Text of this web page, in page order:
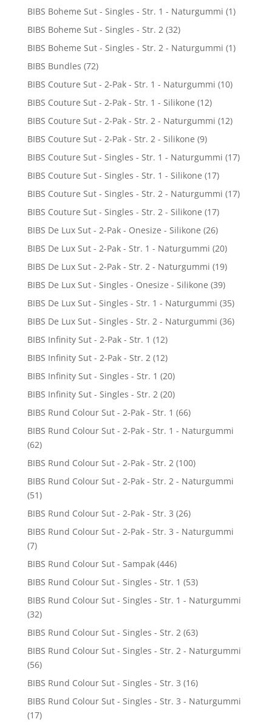
BIBS Boheme Sut - Singles - Str. 1 - Naturgummi (1)
BIBS Boheme Sut - Singles - Str. 2 (32)
BIBS Boheme Sut - Singles - Str. 2 - Naturgummi (1)
BIBS Bundles (72)
BIBS Couture Sut - 2-Pak - Str. 1 - Naturgummi (10)
BIBS Couture Sut - 2-Pak - Str. 1 - Silikone (12)
BIBS Couture Sut - 2-Pak - Str. 2 - Naturgummi (12)
BIBS Couture Sut - 2-Pak - Str. 2 - Silikone (9)
BIBS Couture Sut - Singles - Str. 1 - Naturgummi (17)
BIBS Couture Sut - Singles - Str. 1 - Silikone (17)
BIBS Couture Sut - Singles - Str. 2 - Naturgummi (17)
BIBS Couture Sut - Singles - Str. 2 - Silikone (17)
BIBS De Lux Sut - 2-Pak - Onesize - Silikone (26)
BIBS De Lux Sut - 2-Pak - Str. 1 - Naturgummi (20)
BIBS De Lux Sut - 2-Pak - Str. 2 - Naturgummi (19)
BIBS De Lux Sut - Singles - Onesize - Silikone (39)
BIBS De Lux Sut - Singles - Str. 1 - Naturgummi (35)
BIBS De Lux Sut - Singles - Str. 2 - Naturgummi (36)
BIBS Infinity Sut - 2-Pak - Str. 1 (12)
BIBS Infinity Sut - 2-Pak - Str. 2 (12)
BIBS Infinity Sut - Singles - Str. 1 (20)
BIBS Infinity Sut - Singles - Str. 2 (20)
BIBS Rund Colour Sut - 2-Pak - Str. 1 (66)
BIBS Rund Colour Sut - 2-Pak - Str. 1 - Naturgummi
(62)
BIBS Rund Colour Sut - 2-Pak - Str. 2 (100)
BIBS Rund Colour Sut - 2-Pak - Str. 2 - Naturgummi
(51)
BIBS Rund Colour Sut - 2-Pak - Str. 3 (26)
BIBS Rund Colour Sut - 2-Pak - Str. 3 - Naturgummi
(7)
BIBS Rund Colour Sut - Sampak (446)
BIBS Rund Colour Sut - Singles - Str. 1 (53)
BIBS Rund Colour Sut - Singles - Str. 1 - Naturgummi
(32)
BIBS Rund Colour Sut - Singles - Str. 2 (63)
BIBS Rund Colour Sut - Singles - Str. 2 - Naturgummi
(56)
BIBS Rund Colour Sut - Singles - Str. 3 (16)
BIBS Rund Colour Sut - Singles - Str. 3 - Naturgummi
(17)